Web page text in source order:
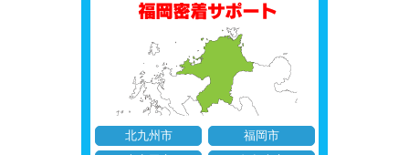
北九州市
福岡市